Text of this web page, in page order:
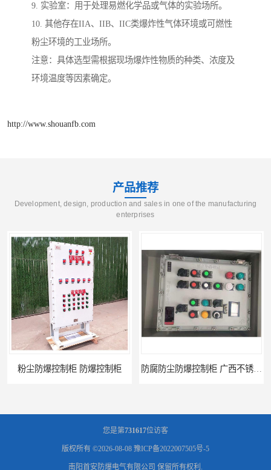
9. 实验室：用于处理易燃化学品或气体的实验场所。
10. 其他存在IIA、IIB、IIC类爆炸性气体环境或可燃性
粉尘环境的工业场所。
注意：具体选型需根据现场爆炸性物质的种类、浓度及
环境温度等因素确定。
http://www.shouanfb.com
产品推荐
Development, design, production and sales in one of the manufacturing
enterprises
您是第731617位访客
版权所有 ©2026-08-08 豫ICP备2022007505号-5
南阳首安防爆电气有限公司 保留所有权利.